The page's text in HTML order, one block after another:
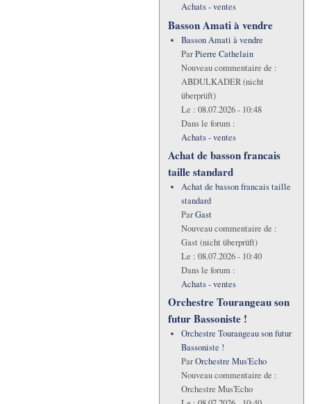
Achats - ventes
Basson Amati à vendre
Basson Amati à vendre
ParPierre Cathelain
Nouveau commentaire de :
ABDULKADER (nicht
überprüft)
Le : 08.07.2026 - 10:48
Dans le forum :
Achats - ventes
Achat de basson francais
taille standard
Achat de basson francais taille
standard
ParGast
Nouveau commentaire de :
Gast (nicht überprüft)
Le : 08.07.2026 - 10:40
Dans le forum :
Achats - ventes
Orchestre Tourangeau son
futur Bassoniste !
Orchestre Tourangeau son futur
Bassoniste !
ParOrchestre Mus'Echo
Nouveau commentaire de :
Orchestre Mus'Echo